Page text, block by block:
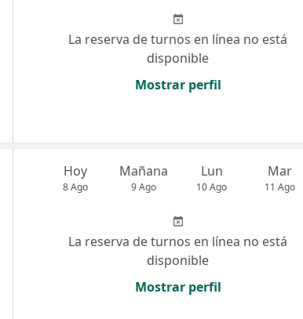
La reserva de turnos en línea no está
disponible
Mostrar perfil
Hoy
8 Ago
Mañana
9 Ago
Lun
10 Ago
Mar
11 Ago
La reserva de turnos en línea no está
disponible
Mostrar perfil